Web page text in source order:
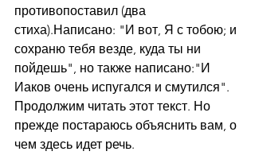
противопоставил (два
стиха).Написано: "И вот, Я с тобою; и
сохраню тебя везде, куда ты ни
пойдешь", но также написано:"И
Иаков очень испугался и смутился".
Продолжим читать этот текст. Но
прежде постараюсь объяснить вам, о
чем здесь идет речь.